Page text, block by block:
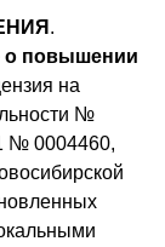
.
о повышении
на
№
№ 0004460,